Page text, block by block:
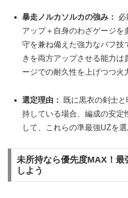
暴走ノルカソルカの強み：
必
アップ＋自身のわざゲージを
守を兼ね備えた強力なバフ技
きを両方アップさせる能力は
ージでの耐久性を上げつつ火
選定理由：
既に黒衣の剣士
持している場合、編成の安定
して、これらの準最強UZを選
未所持なら優先度MAX！最
しよう